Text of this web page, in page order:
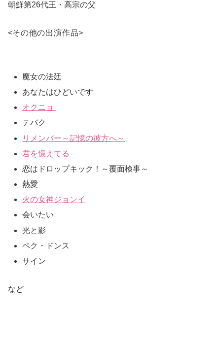
朝鮮第26代王・高宗の父
<その他の出演作品>
魔女の法廷
あなたはひどいです
オクニョ
テバク
リメンバー～記憶の彼方へ～
君を憶えてる
恋はドロップキック！～覆面検事～
熱愛
火の女神ジョンイ
会いたい
光と影
ペク・ドンス
サイン
など